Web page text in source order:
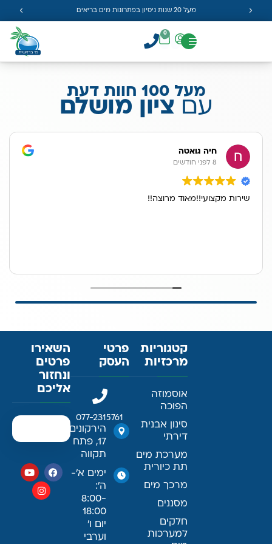
מעל 20 שנות ניסיון בפתרונות מים בריאים
0
מעל 100 חוות דעת
עםציון מושלם
חיה גואטה
8 לפני חודשים
שירות מקצועי!!מאוד מרוצה!!
קטגוריות
מרכזיות
אוסמוזה
הפוכה
סינון אבנית
דירתי
מערכת מים
תת כיורית
מרכך מים
מסננים
חלקים
למערכות
פרטי
העסק
077-2315761
הירקונים
17, פתח
תקווה
ימים א׳-
ה׳:
8:00-
18:00
יום ו׳
וערבי
השאירו
פרטים
ונחזור
אליכם